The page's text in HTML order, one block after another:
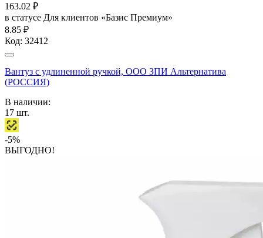
163.02 ₽
в статусе Для клиентов «Базис Премиум»
8.85 ₽
Код: 32412
Вантуз с удлиненной ручкой, ООО ЗПИ Альтернатива
(РОССИЯ)
В наличии:
17 шт.
-5%
ВЫГОДНО!